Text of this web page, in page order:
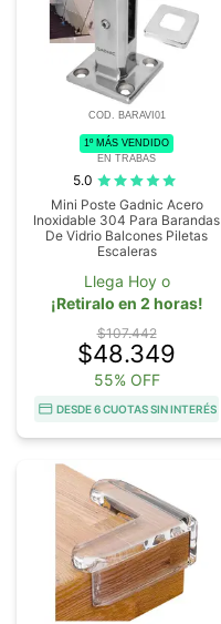
COD. BARAVI01
1º MÁS VENDIDO
EN TRABAS
5.0
Mini Poste Gadnic Acero
Inoxidable 304 Para Barandas
De Vidrio Balcones Piletas
Escaleras
Llega Hoy o
¡Retiralo en 2 horas!
$107.442
$48.349
55% OFF
DESDE 6 CUOTAS SIN INTERÉS